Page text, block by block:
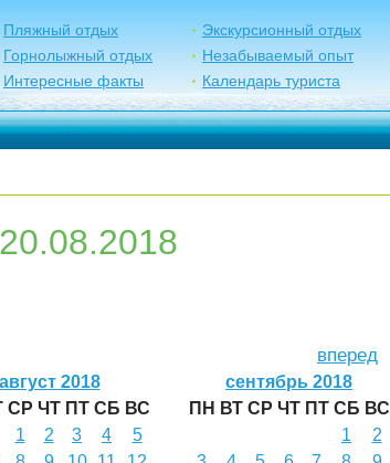
Пляжный отдых
Экскурсионный отдых
Горнолыжный отдых
Незабываемый опыт
Интересные факты
Календарь туриста
вперед
август 2018
СР ЧТ ПТ СБ ВС
1
2 3 4
5
сентябрь 2018
ПН ВТ СР ЧТ ПТ СБ ВС
1
2